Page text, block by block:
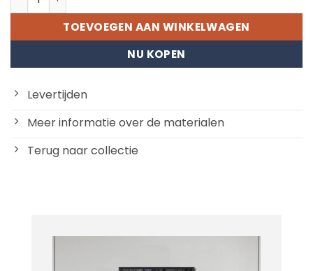
TOEVOEGEN AAN WINKELWAGEN
NU KOPEN
Levertijden
Meer informatie over de materialen
Terug naar collectie